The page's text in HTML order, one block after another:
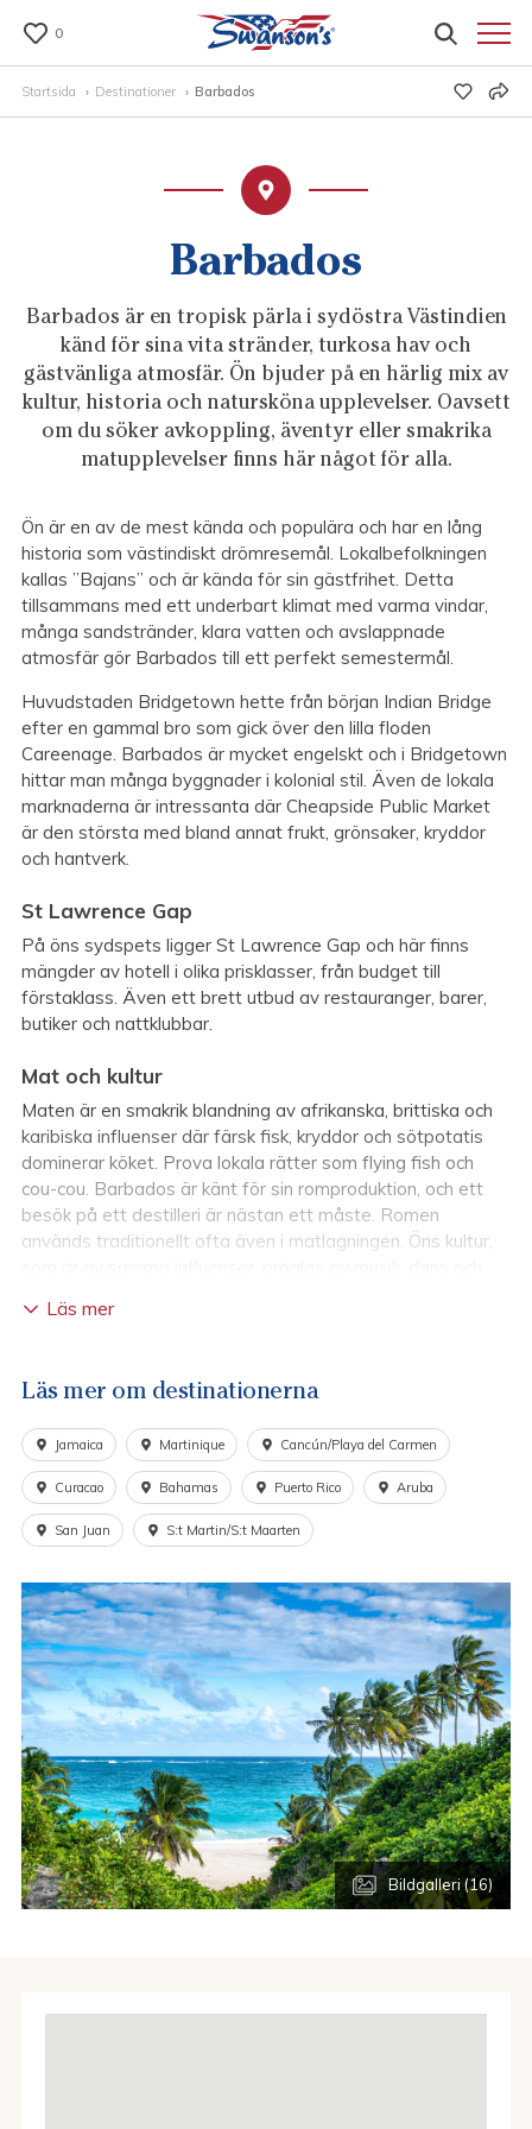
0
Startsida Destinationer Barbados
Barbados
Barbados är en tropisk pärla i sydöstra Västindien
känd för sina vita stränder, turkosa hav och
gästvänliga atmosfär. Ön bjuder på en härlig mix av
kultur, historia och natursköna upplevelser. Oavsett
om du söker avkoppling, äventyr eller smakrika
matupplevelser finns här något för alla.
Ön är en av de mest kända och populära och har en lång
historia som västindiskt drömresemål. Lokalbefolkningen
kallas ”Bajans” och är kända för sin gästfrihet. Detta
tillsammans med ett underbart klimat med varma vindar,
många sandstränder, klara vatten och avslappnade
atmosfär gör Barbados till ett perfekt semestermål.
Huvudstaden Bridgetown hette från början Indian Bridge
efter en gammal bro som gick över den lilla floden
Careenage. Barbados är mycket engelskt och i Bridgetown
hittar man många byggnader i kolonial stil. Även de lokala
marknaderna är intressanta där Cheapside Public Market
är den största med bland annat frukt, grönsaker, kryddor
och hantverk.
St Lawrence Gap
På öns sydspets ligger St Lawrence Gap och här finns
mängder av hotell i olika prisklasser, från budget till
förstaklass. Även ett brett utbud av restauranger, barer,
butiker och nattklubbar.
Mat och kultur
Maten är en smakrik blandning av afrikanska, brittiska och
karibiska influenser där färsk fisk, kryddor och sötpotatis
dominerar köket. Prova lokala rätter som flying fish och
cou-cou. Barbados är känt för sin romproduktion, och ett
besök på ett destilleri är nästan ett måste. Romen
används traditionellt ofta även i matlagningen. Öns kultur,
kolonial historia, charmiga marknader och musik i varje
Sport och aktiviteter
Barbados erbjuder ett brett utbud av sport och aktiviteter
för alla smaker. På östkusten är surfing populärt. För den
äventyrslystne lockar dykning och snorkling bland korallrev.
Golfbanor i världsklass finns för den som föredrar
landaktiviteter. Nationalsporten på Barbados är cricket och
paddling längs kusten ger möjligheter till både träning och
naturupplevelser.
Klimat
Barbados har ett behagligt tropiskt klimat med varmt
väder året runt, vanligtvis mellan 26–31 °C.
Havstemperaturen håller sig runt 27–29 grader. Den mest
solsäkra perioden sträcker sig från december till april, då
vädret är torrt, soligt och stabilt. Under sommaren och tidig
höst kan korta, tropiska regnskurar förekomma, men de
passerar oftast snabbt och följs av klar himmel. Under
sommaren kan brunalgen sargassum förekomma längs
stränderna och en bit ut i havet, precis som på flertalet öar
Läs mer
Läs mer om destinationerna
Jamaica Martinique Cancún/Playa del Carmen
Curacao Bahamas Puerto Rico Aruba
San Juan S:t Martin/S:t Maarten
Bildgalleri (16)